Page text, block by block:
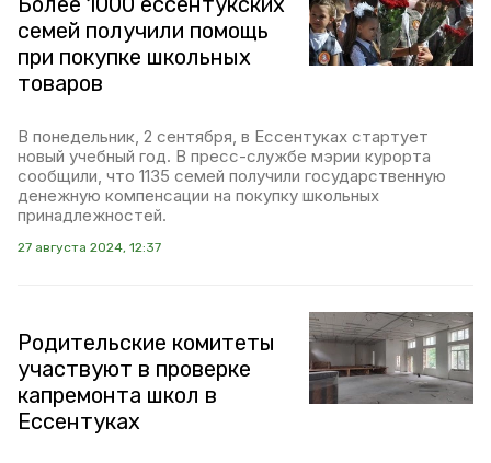
семей получили помощь
при покупке школьных
товаров
В понедельник, 2 сентября, в Ессентуках стартует
новый учебный год. В пресс-службе мэрии курорта
сообщили, что 1135 семей получили государственную
денежную компенсации на покупку школьных
принадлежностей.
27 августа 2024, 12:37
Родительские комитеты
участвуют в проверке
капремонта школ в
Ессентуках